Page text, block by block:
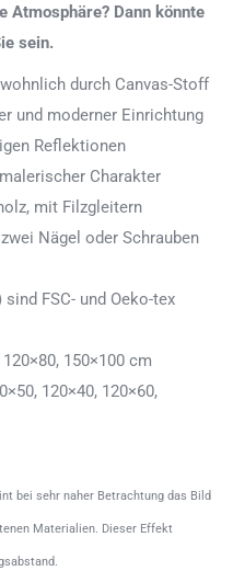
Atmosphäre? Dann könnte
sein.
durch Canvas-Stoff
und moderner Einrichtung
Reflektionen
Charakter
mit Filzgleitern
Nägel oder Schrauben
FSC- und Oeko-tex
150×100 cm
120×40, 120×60,
bei sehr naher Betrachtung das Bild
Materialien. Dieser Effekt